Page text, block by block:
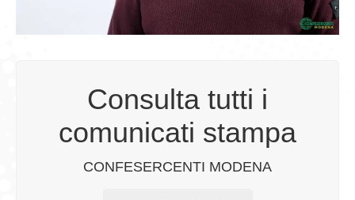
Consulta tutti i
comunicati stampa
CONFESERCENTI MODENA